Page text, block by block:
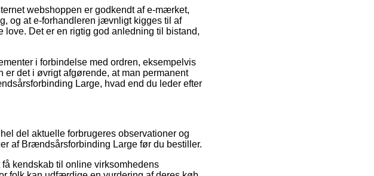
webshoppen er godkendt af e-mærket,
og at e-forhandleren jævnligt kigges til af
Det er en rigtig god anledning til bistand,
i forbindelse med ordren, eksempelvis
er det i øvrigt afgørende, at man permanent
Large, hvad end du leder efter
del aktuelle forbrugeres observationer og
af Brændsårsforbinding Large før du bestiller.
kendskab til online virksomhedens